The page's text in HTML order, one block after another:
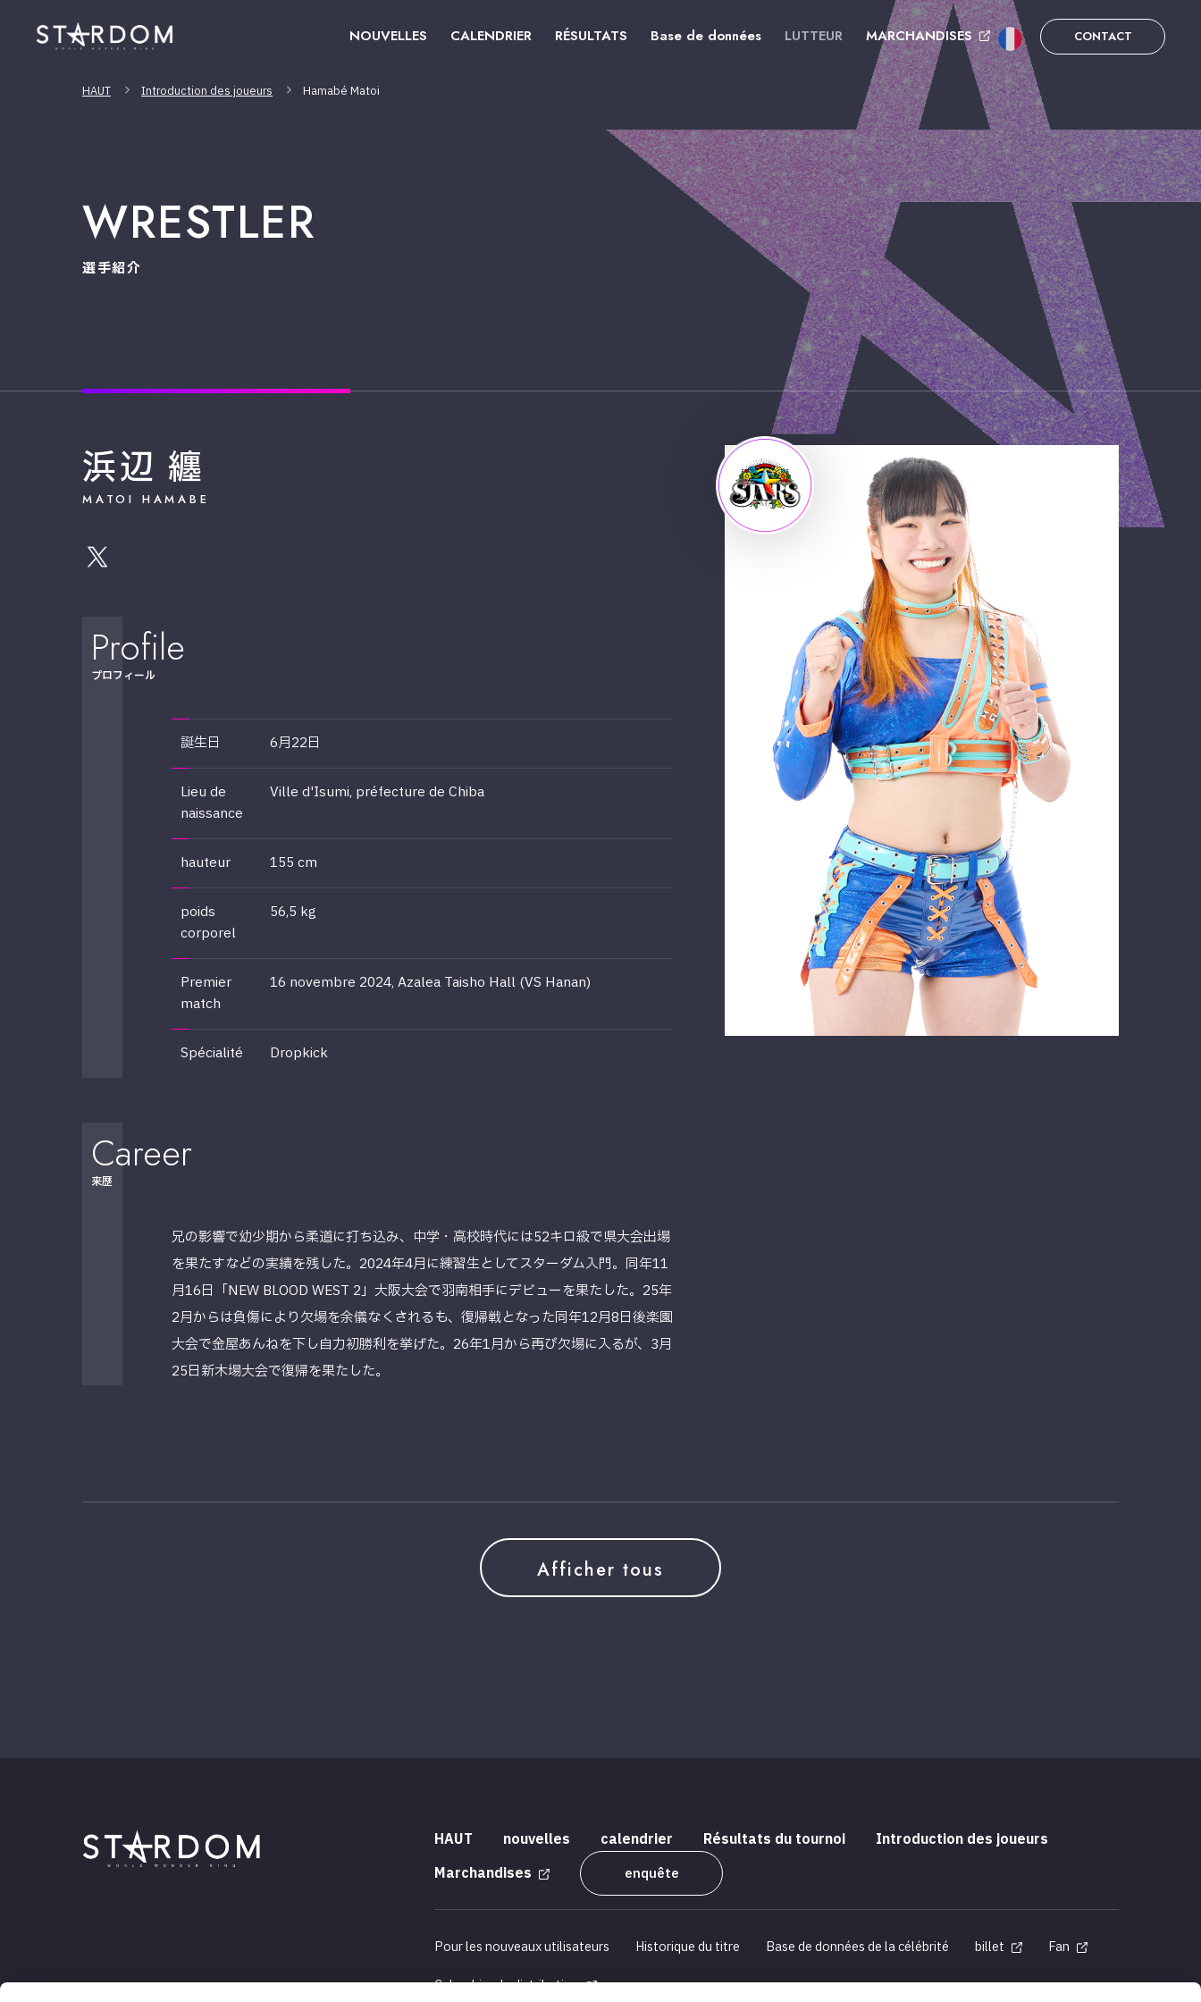
NOUVELLES CALENDRIER RÉSULTATS Base de données LUTTEUR MARCHANDISES CONTACT
HAUT Introduction des joueurs Hamabé Matoi
WRESTLER
選手紹介
浜辺 纏
MATOI HAMABE
Profile
プロフィール
誕生日 6月22日
Lieu de
naissance
Ville d'Isumi, préfecture de Chiba
hauteur 155 cm
poids
corporel
56,5 kg
Premier
match
16 novembre 2024, Azalea Taisho Hall (VS Hanan)
Spécialité Dropkick
Career
来歴
兄の影響で幼少期から柔道に打ち込み、中学・高校時代には52キロ級で県大会出場
を果たすなどの実績を残した。2024年4月に練習生としてスターダム入門。同年11
月16日「NEW BLOOD WEST 2」大阪大会で羽南相手にデビューを果たした。25年
2月からは負傷により欠場を余儀なくされるも、復帰戦となった同年12月8日後楽園
大会で金屋あんねを下し自力初勝利を挙げた。26年1月から再び欠場に入るが、3月
25日新木場大会で復帰を果たした。
Afficher tous
HAUT nouvelles calendrier Résultats du tournoi
Introduction des joueurs
Marchandises
enquête
Pour les nouveaux utilisateurs Historique du titre Base de données de la célébrité billet Fan
Calendrier de distribution